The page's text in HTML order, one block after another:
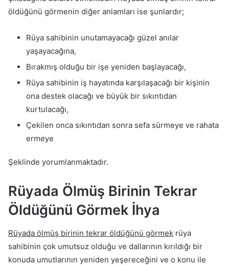
öldüğünü görmenin diğer anlamları ise şunlardır;
Rüya sahibinin unutamayacağı güzel anılar
yaşayacağına,
Bırakmış olduğu bir işe yeniden başlayacağı,
Rüya sahibinin iş hayatında karşılaşacağı bir kişinin
ona destek olacağı ve büyük bir sıkıntıdan
kurtulacağı,
Çekilen onca sıkıntıdan sonra sefa sürmeye ve rahata
ermeye
Şeklinde yorumlanmaktadır.
Rüyada Ölmüş Birinin Tekrar
Öldüğünü Görmek İhya
Rüyada ölmüş birinin tekrar öldüğünü görmek rüya
sahibinin çok umutsuz olduğu ve dallarının kırıldığı bir
konuda umutlarının yeniden yeşereceğini ve o konu ile